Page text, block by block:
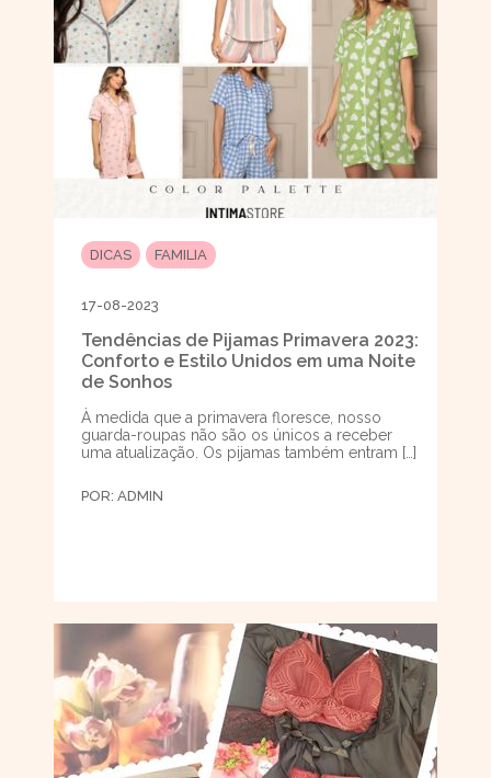
DICAS FAMILIA
17-08-2023
Tendências de Pijamas Primavera 2023:
Conforto e Estilo Unidos em uma Noite
de Sonhos
À medida que a primavera floresce, nosso
guarda-roupas não são os únicos a receber
uma atualização. Os pijamas também entram […]
POR: ADMIN